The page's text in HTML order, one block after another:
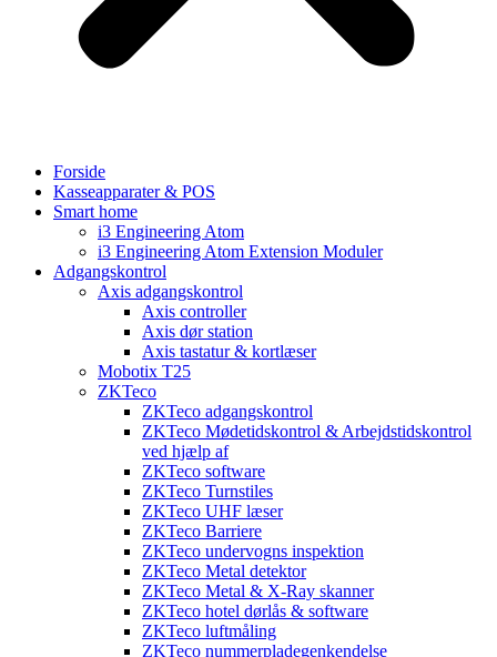
Forside
Kasseapparater & POS
Smart home
i3 Engineering Atom
i3 Engineering Atom Extension Moduler
Adgangskontrol
Axis adgangskontrol
Axis controller
Axis dør station
Axis tastatur & kortlæser
Mobotix T25
ZKTeco
ZKTeco adgangskontrol
ZKTeco Mødetidskontrol & Arbejdstidskontrol
ved hjælp af
ZKTeco software
ZKTeco Turnstiles
ZKTeco UHF læser
ZKTeco Barriere
ZKTeco undervogns inspektion
ZKTeco Metal detektor
ZKTeco Metal & X-Ray skanner
ZKTeco hotel dørlås & software
ZKTeco luftmåling
ZKTeco nummerpladegenkendelse